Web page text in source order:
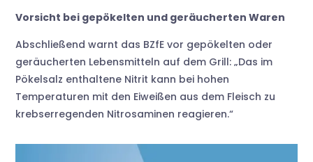
Vorsicht bei gepökelten und geräucherten Waren
Abschließend warnt das BZfE vor gepökelten oder
geräucherten Lebensmitteln auf dem Grill: „Das im
Pökelsalz enthaltene Nitrit kann bei hohen
Temperaturen mit den Eiweißen aus dem Fleisch zu
krebserregenden Nitrosaminen reagieren.“